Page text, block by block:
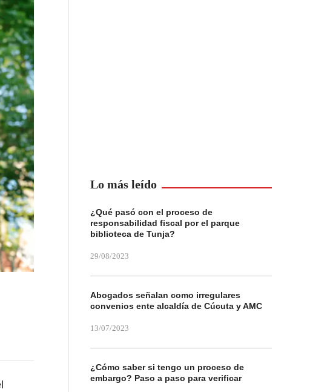
Lo más leído
¿Qué pasó con el proceso de
responsabilidad fiscal por el parque
biblioteca de Tunja?
29/08/2023
Abogados señalan como irregulares
convenios ente alcaldía de Cúcuta y AMC
13/07/2023
¿Cómo saber si tengo un proceso de
embargo? Paso a paso para verificar